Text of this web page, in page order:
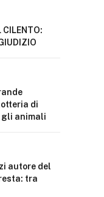
CILENTO:
di
gli animali
autore del
tra